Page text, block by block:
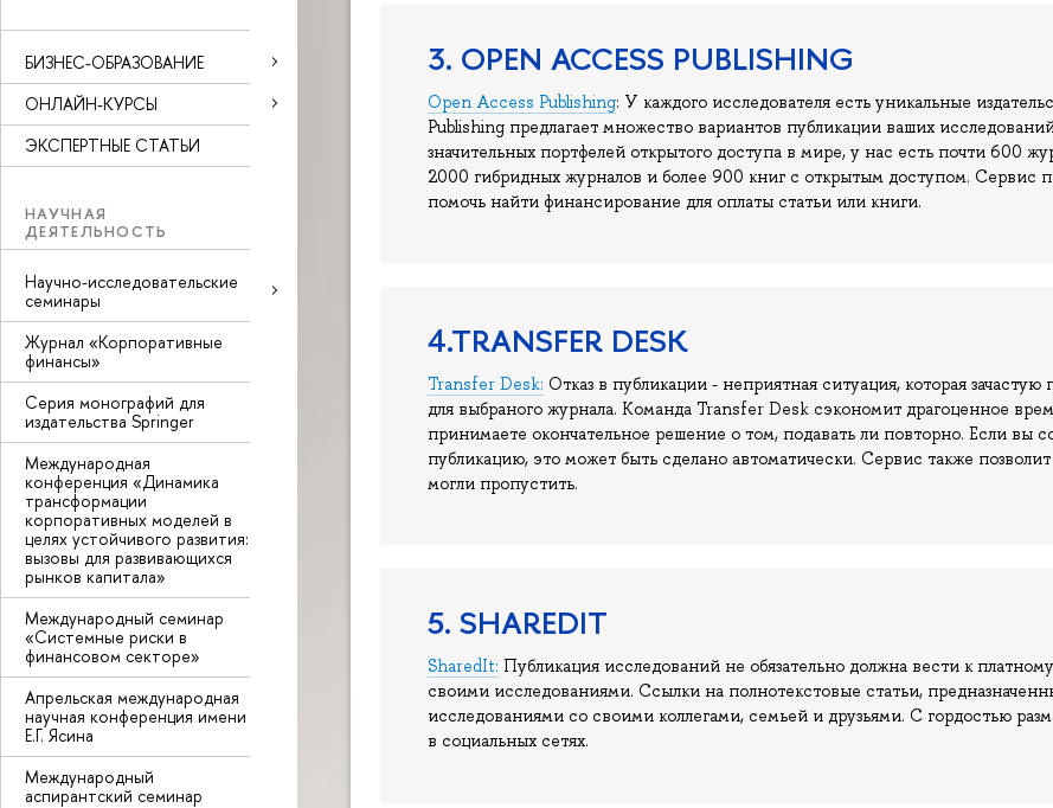
БИЗНЕС-ОБРАЗОВАНИЕ
ОНЛАЙН-КУРСЫ
ЭКСПЕРТНЫЕ СТАТЬИ
НАУЧНАЯ
ДЕЯТЕЛЬНОСТЬ
Научно-исследовательские
семинары
Журнал «Корпоративные
финансы»
Серия монографий для
издательства Springer
Международная
конференция «Динамика
трансформации
корпоративных моделей в
целях устойчивого развития:
вызовы для развивающихся
рынков капитала»
Международный семинар
«Системные риски в
финансовом секторе»
Апрельская международная
научная конференция имени
Е.Г. Ясина
Международный
аспирантский семинар
3. OPEN ACCESS PUBLISHING
Open Access Publishing: У каждого исследователя есть уникальные
Publishing предлагает множество вариантов публикации ваших
значительных портфелей открытого доступа в мире, у нас есть почти 600
2000 гибридных журналов и более 900 книг с открытым доступом. Сервис
помочь найти финансирование для оплаты статьи или книги.
4.TRANSFER DESK
Transfer Desk: Отказ в публикации - неприятная ситуация, которая
для выбраного журнала. Команда Transfer Desk сэкономит драгоценное
принимаете окончательное решение о том, подавать ли повторно. Если вы
публикацию, это может быть сделано автоматически. Сервис также
могли пропустить.
5. SHAREDIT
SharedIt: Публикация исследований не обязательно должна вести к
своими исследованиями. Ссылки на полнотекстовые статьи,
исследованиями со своими коллегами, семьей и друзьями. С гордостью
в социальных сетях.